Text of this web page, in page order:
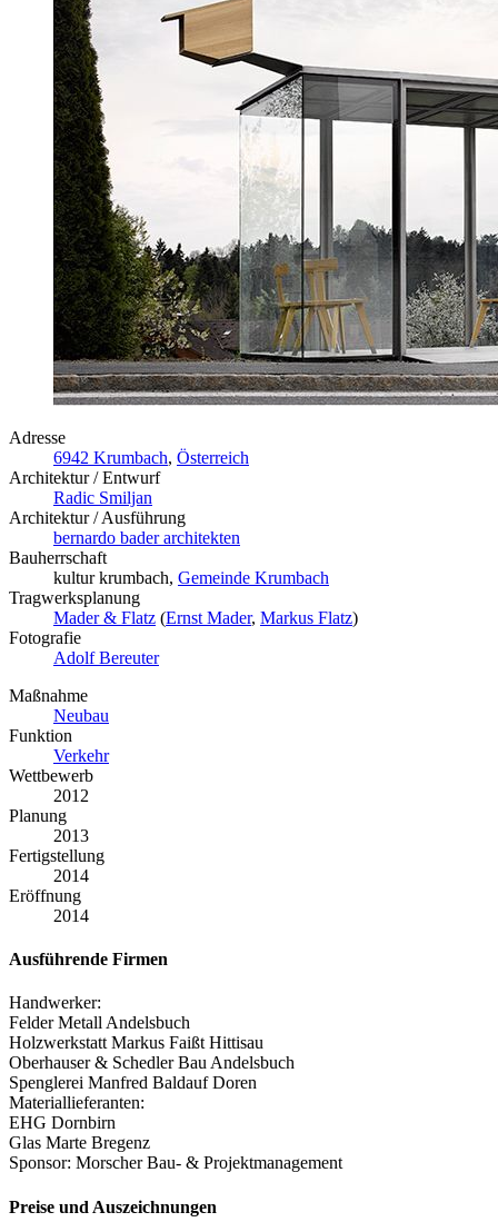
Adresse
6942 Krumbach, Österreich
Architektur / Entwurf
Radic Smiljan
Architektur / Ausführung
bernardo bader architekten
Bauherrschaft
kultur krumbach, Gemeinde Krumbach
Tragwerksplanung
Mader & Flatz (Ernst Mader, Markus Flatz)
Fotografie
Adolf Bereuter
Maßnahme
Neubau
Funktion
Verkehr
Wettbewerb
2012
Planung
2013
Fertigstellung
2014
Eröffnung
2014
Ausführende Firmen
Handwerker:
Felder Metall Andelsbuch
Holzwerkstatt Markus Faißt Hittisau
Oberhauser & Schedler Bau Andelsbuch
Spenglerei Manfred Baldauf Doren
Materiallieferanten:
EHG Dornbirn
Glas Marte Bregenz
Sponsor: Morscher Bau- & Projektmanagement
Preise und Auszeichnungen